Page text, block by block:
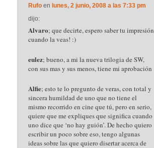
Rufo enlunes, 2 junio, 2008 a las 7:33 pm
dijo:
Alvaro; que decirte, espero saber tu impresión
cuando la veas! :)
eulez; bueno, a mi la nueva trilogia de SW,
con sus mas y sus menos, tiene mi aprobación
Alfie; esto te lo pregunto de veras, con total y
sincera humildad de uno que no tiene el
mismo recorrido en cine que tú, pero en serio,
quiere que me expliques que significa cuando
uno dice que ‘no hay guión’. De hecho quiero
escribir un poco sobre eso, tengo algunas
ideas sobre las que quiero disertar acerca de